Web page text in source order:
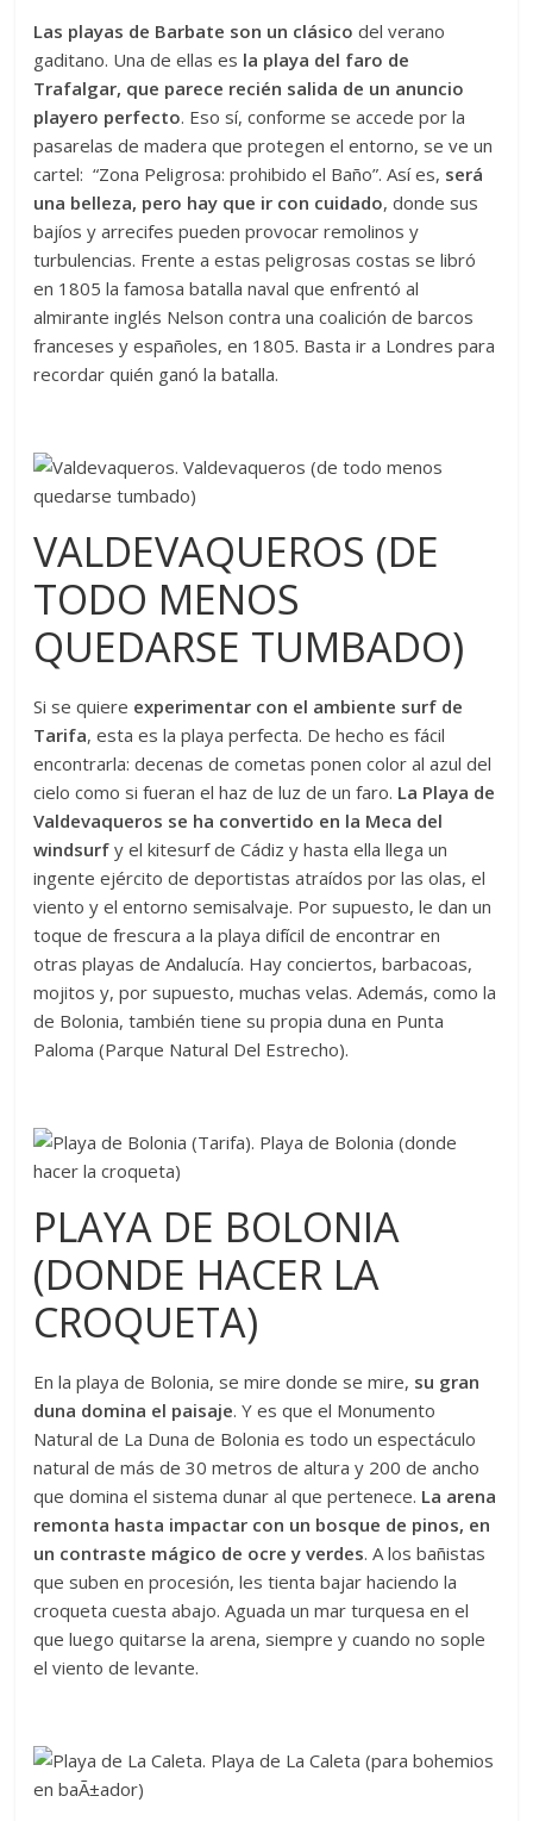
Las playas de Barbate son un clásico del verano
gaditano. Una de ellas es la playa del faro de
Trafalgar, que parece recién salida de un anuncio
playero perfecto. Eso sí, conforme se accede por la
pasarelas de madera que protegen el entorno, se ve un
cartel: “Zona Peligrosa: prohibido el Baño”. Así es, será
una belleza, pero hay que ir con cuidado, donde sus
bajíos y arrecifes pueden provocar remolinos y
turbulencias. Frente a estas peligrosas costas se libró
en 1805 la famosa batalla naval que enfrentó al
almirante inglés Nelson contra una coalición de barcos
franceses y españoles, en 1805. Basta ir a Londres para
recordar quién ganó la batalla.
VALDEVAQUEROS (DE
TODO MENOS
QUEDARSE TUMBADO)
Si se quiere experimentar con el ambiente surf de
Tarifa, esta es la playa perfecta. De hecho es fácil
encontrarla: decenas de cometas ponen color al azul del
cielo como si fueran el haz de luz de un faro. La Playa de
Valdevaqueros se ha convertido en la Meca del
windsurfy el kitesurf de Cádiz y hasta ella llega un
ingente ejército de deportistas atraídos por las olas, el
viento y el entorno semisalvaje. Por supuesto, le dan un
toque de frescura a la playa difícil de encontrar en
otras playas de Andalucía. Hay conciertos, barbacoas,
mojitos y, por supuesto, muchas velas. Además, como la
de Bolonia, también tiene su propia duna en Punta
Paloma (Parque Natural Del Estrecho).
PLAYA DE BOLONIA
(DONDE HACER LA
CROQUETA)
En la playa de Bolonia, se mire donde se mire, su gran
duna domina el paisaje. Y es que el Monumento
Natural de La Duna de Bolonia es todo un espectáculo
natural de más de 30 metros de altura y 200 de ancho
que domina el sistema dunar al que pertenece. La arena
remonta hasta impactar con un bosque de pinos, en
un contraste mágico de ocre y verdes. A los bañistas
que suben en procesión, les tienta bajar haciendo la
croqueta cuesta abajo. Aguada un mar turquesa en el
que luego quitarse la arena, siempre y cuando no sople
el viento de levante.